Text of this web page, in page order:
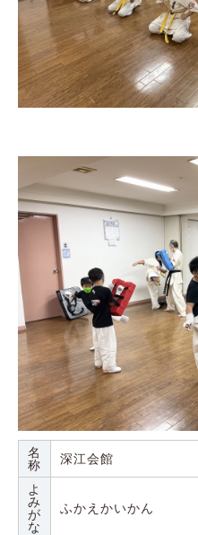
名
称
深江会館
よ
み
が
な
ふかえかいかん